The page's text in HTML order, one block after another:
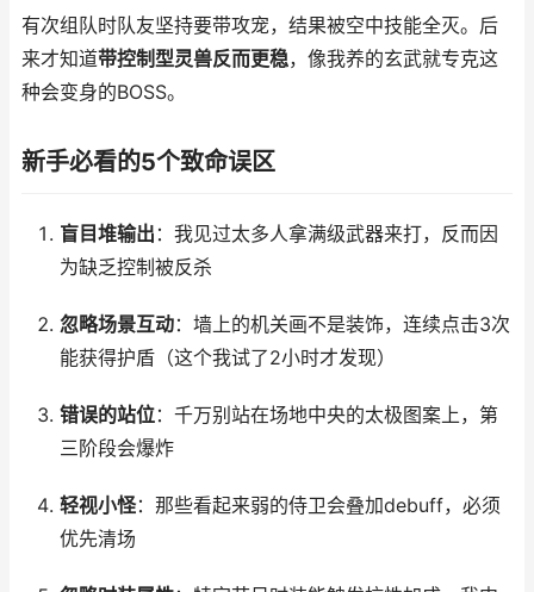
有次组队时队友坚持要带攻宠，结果被空中技能全灭。后
来才知道带控制型灵兽反而更稳，像我养的玄武就专克这
种会变身的BOSS。
新手必看的5个致命误区
盲目堆输出 ：我见过太多人拿满级武器来打，反而因
为缺乏控制被反杀
忽略场景互动：墙上的机关画不是装饰，连续点击3次
能获得护盾（这个我试了2小时才发现）
错误的站位：千万别站在场地中央的太极图案上，第
三阶段会爆炸
轻视小怪：那些看起来弱的侍卫会叠加debuff，必须
优先清场